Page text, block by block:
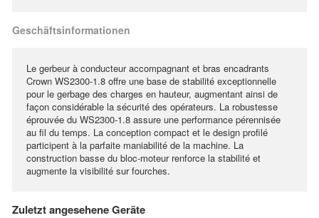
Geschäftsinformationen
Le gerbeur à conducteur accompagnant et bras encadrants
Crown WS2300-1.8 offre une base de stabilité exceptionnelle
pour le gerbage des charges en hauteur, augmentant ainsi de
façon considérable la sécurité des opérateurs. La robustesse
éprouvée du WS2300-1.8 assure une performance pérennisée
au fil du temps. La conception compact et le design profilé
participent à la parfaite maniabilité de la machine. La
construction basse du bloc-moteur renforce la stabilité et
augmente la visibilité sur fourches.
Zuletzt angesehene Geräte